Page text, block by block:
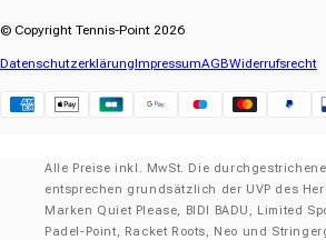
© Copyright Tennis-Point 2026
DatenschutzerklärungImpressumAGBWiderrufsrecht
Alle Preise inkl. MwSt. Die
entsprechen grundsätzlich der UVP des
Marken Quiet Please, BIDI BADU, Limited
Padel-Point, Racket Roots, Neo und